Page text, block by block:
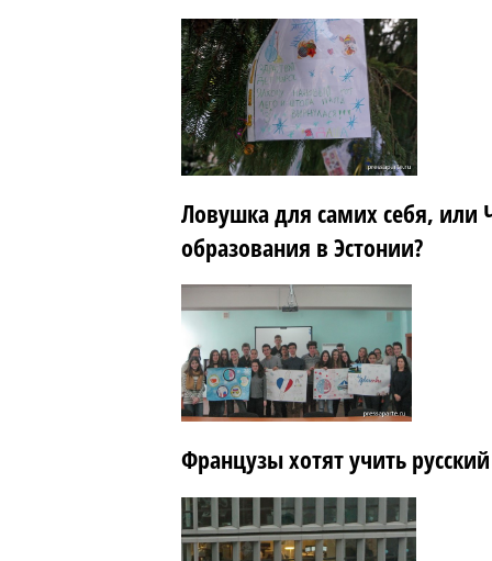
Ловушка для самих себя, или
образования в Эстонии?
Французы хотят учить